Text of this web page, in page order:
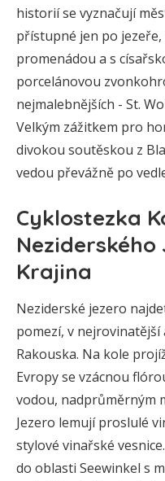
historií se vyznačují
přístupné jen po jezeře,
promenádou a s
porcelánovou
nejmalebnějších - St.
Velkým zážitkem pro
divokou soutěskou z
vedou převážně po
Cyklostezka
Krajina
Neziderské jezero
pomezí, v
Rakouska. Na kole
Evropy se vzácnou
vodou, nadprůměrným
Jezero lemují proslulé
stylové vinařské
do oblasti Seewinkel s